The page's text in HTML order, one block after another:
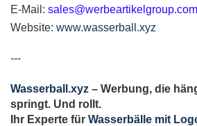
E-Mail: sales@werbeartikelgroup.com
Website: www.wasserball.xyz
---
Wasserball.xyz – Werbung, die
springt. Und rollt.
Ihr Experte für Wasserbälle mit